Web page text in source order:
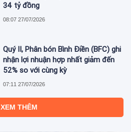
34 tỷ đồng
08:07 27/07/2026
Quý II, Phân bón Bình Điền (BFC) ghi
nhận lợi nhuận hợp nhất giảm đến
52% so với cùng kỳ
07:11 27/07/2026
XEM THÊM